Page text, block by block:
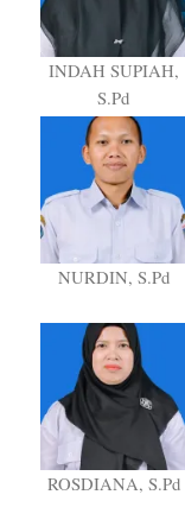
INDAH SUPIAH,
S.Pd
NURDIN, S.Pd
ROSDIANA, S.Pd